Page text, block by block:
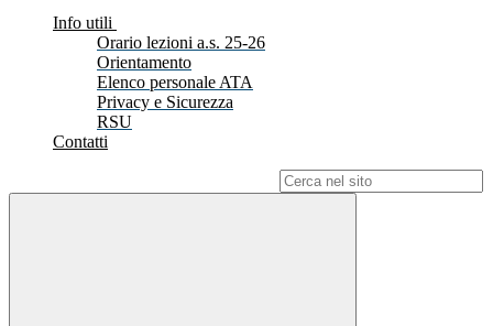
Info utili
Orario lezioni a.s. 25-26
Orientamento
Elenco personale ATA
Privacy e Sicurezza
RSU
Contatti